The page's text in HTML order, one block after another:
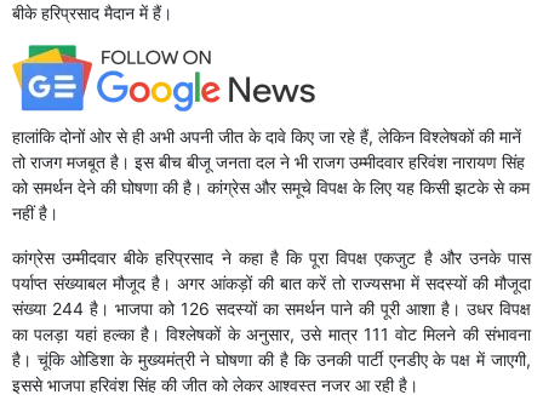
बीके हरिप्रसाद मैदान में हैं।
हालांकि दोनों ओर से ही अभी अपनी जीत के दावे किए जा रहे हैं, लेकिन विश्लेषकों की मानें
तो राजग मजबूत है। इस बीच बीजू जनता दल ने भी राजग उम्मीदवार हरिवंश नारायण सिंह
को समर्थन देने की घोषणा की है। कांग्रेस और समूचे विपक्ष के लिए यह किसी झटके से कम
नहीं है।
कांग्रेस उम्मीदवार बीके हरिप्रसाद ने कहा है कि पूरा विपक्ष एकजुट है और उनके पास
पर्याप्त संख्याबल मौजूद है। अगर आंकड़ों की बात करें तो राज्यसभा में सदस्यों की मौजूदा
संख्या 244 है। भाजपा को 126 सदस्यों का समर्थन पाने की पूरी आशा है। उधर विपक्ष
का पलड़ा यहां हल्का है। विश्लेषकों के अनुसार, उसे मात्र 111 वोट मिलने की संभावना
है। चूंकि ओडिशा के मुख्यमंत्री ने घोषणा की है कि उनकी पार्टी एनडीए के पक्ष में जाएगी,
इससे भाजपा हरिवंश सिंह की जीत को लेकर आश्वस्त नजर आ रही है।